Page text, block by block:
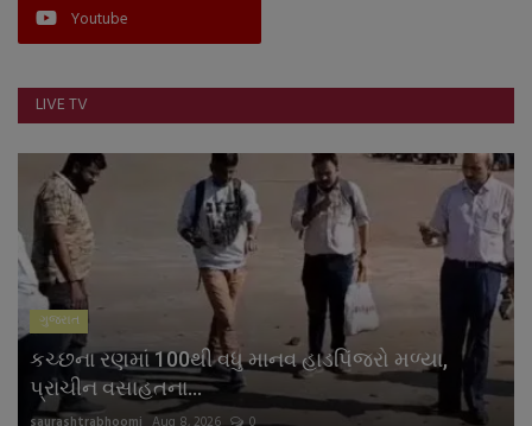
Youtube
LIVE TV
ગુજરાત
કચ્છના રણમાં 100થી વધુ માનવ હાડપિંજરો મળ્યા,
પ્રાચીન વસાહતના...